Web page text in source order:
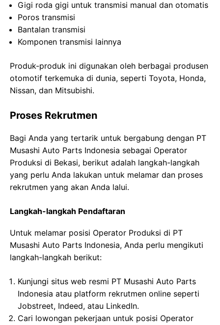
Gigi roda gigi untuk transmisi manual dan otomatis
Poros transmisi
Bantalan transmisi
Komponen transmisi lainnya
Produk-produk ini digunakan oleh berbagai produsen
otomotif terkemuka di dunia, seperti Toyota, Honda,
Nissan, dan Mitsubishi.
Proses Rekrutmen
Bagi Anda yang tertarik untuk bergabung dengan PT
Musashi Auto Parts Indonesia sebagai Operator
Produksi di Bekasi, berikut adalah langkah-langkah
yang perlu Anda lakukan untuk melamar dan proses
rekrutmen yang akan Anda lalui.
Langkah-langkah Pendaftaran
Untuk melamar posisi Operator Produksi di PT
Musashi Auto Parts Indonesia, Anda perlu mengikuti
langkah-langkah berikut:
Kunjungi situs web resmi PT Musashi Auto Parts
Indonesia atau platform rekrutmen online seperti
Jobstreet, Indeed, atau LinkedIn.
Cari lowongan pekerjaan untuk posisi Operator